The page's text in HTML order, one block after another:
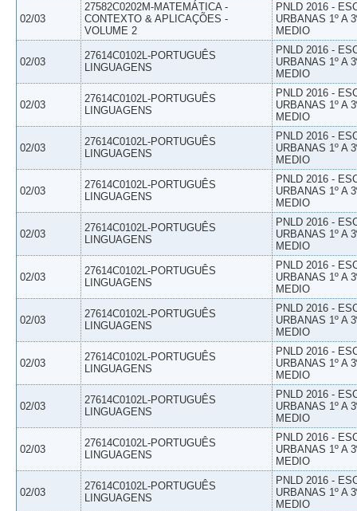
02/03
27582C0202M-MATEMÁTICA -
CONTEXTO & APLICAÇÕES -
VOLUME 2
PNLD 2016 -
URBANAS 1º A
MEDIO
02/03
27614C0102L-PORTUGUÊS
LINGUAGENS
PNLD 2016 -
URBANAS 1º A
MEDIO
02/03
27614C0102L-PORTUGUÊS
LINGUAGENS
PNLD 2016 -
URBANAS 1º A
MEDIO
02/03
27614C0102L-PORTUGUÊS
LINGUAGENS
PNLD 2016 -
URBANAS 1º A
MEDIO
02/03
27614C0102L-PORTUGUÊS
LINGUAGENS
PNLD 2016 -
URBANAS 1º A
MEDIO
02/03
27614C0102L-PORTUGUÊS
LINGUAGENS
PNLD 2016 -
URBANAS 1º A
MEDIO
02/03
27614C0102L-PORTUGUÊS
LINGUAGENS
PNLD 2016 -
URBANAS 1º A
MEDIO
02/03
27614C0102L-PORTUGUÊS
LINGUAGENS
PNLD 2016 -
URBANAS 1º A
MEDIO
02/03
27614C0102L-PORTUGUÊS
LINGUAGENS
PNLD 2016 -
URBANAS 1º A
MEDIO
02/03
27614C0102L-PORTUGUÊS
LINGUAGENS
PNLD 2016 -
URBANAS 1º A
MEDIO
02/03
27614C0102L-PORTUGUÊS
LINGUAGENS
PNLD 2016 -
URBANAS 1º A
MEDIO
02/03
27614C0102L-PORTUGUÊS
LINGUAGENS
PNLD 2016 -
URBANAS 1º A
MEDIO